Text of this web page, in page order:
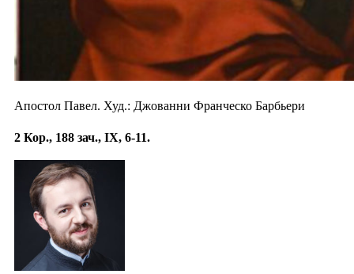
Апостол Павел. Худ.: Джованни Франческо Барбьери
2 Кор., 188 зач., IX, 6-11.